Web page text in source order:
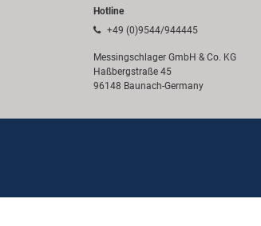
Hotline
+49 (0)9544/944445
Messingschlager GmbH & Co. KG
Haßbergstraße 45
96148 Baunach-Germany